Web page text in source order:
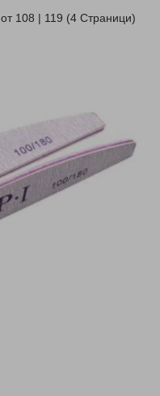
108 | 119 (4 Страници)